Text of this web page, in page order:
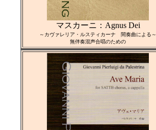
マスカーニ：Agnus Dei
～カヴァレリア・ルスティカーナ 間奏曲による～
無伴奏混声合唱のための